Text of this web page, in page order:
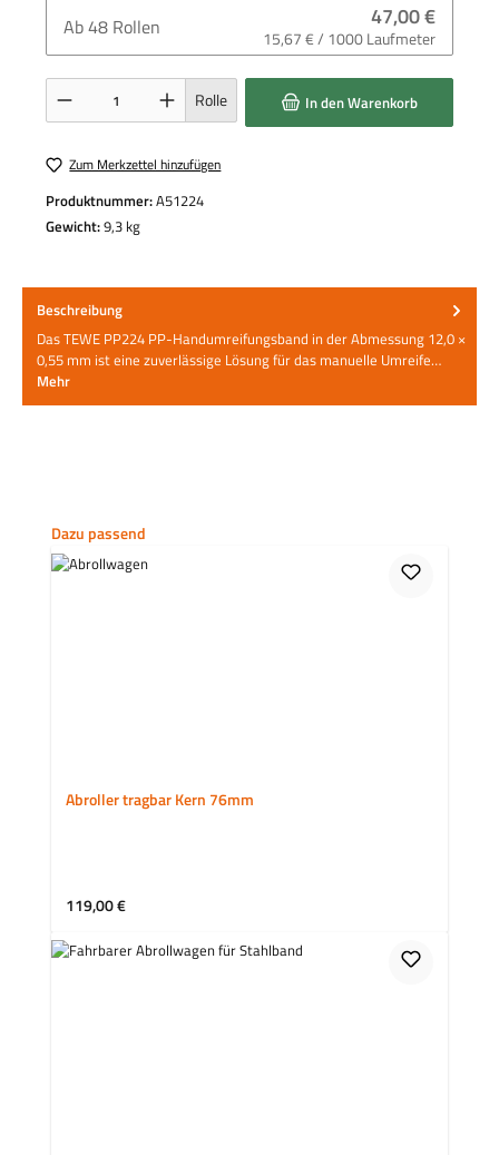
Ab48 Rollen 47,00 €
15,67 € / 1000 Laufmeter
Produkt Anzahl: Gib den gewünschten Wert ein oder benutze die Schaltflächen um
Rolle In den Warenkorb
Zum Merkzettel hinzufügen
Produktnummer:A51224
Gewicht:9,3 kg
Beschreibung
Das TEWE PP224 PP-Handumreifungsband in der Abmessung 12,0 ×
0,55 mm ist eine zuverlässige Lösung für das manuelle Umreife…
Mehr
Produktgalerie überspringen
Dazu passend
Abroller tragbar Kern 76mm
Regulärer Preis:
119,00 €